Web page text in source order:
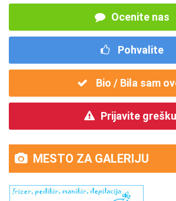
Ocenite nas
Pohvalite
Bio / Bila sam
Prijavite
MESTO ZA GALERIJU